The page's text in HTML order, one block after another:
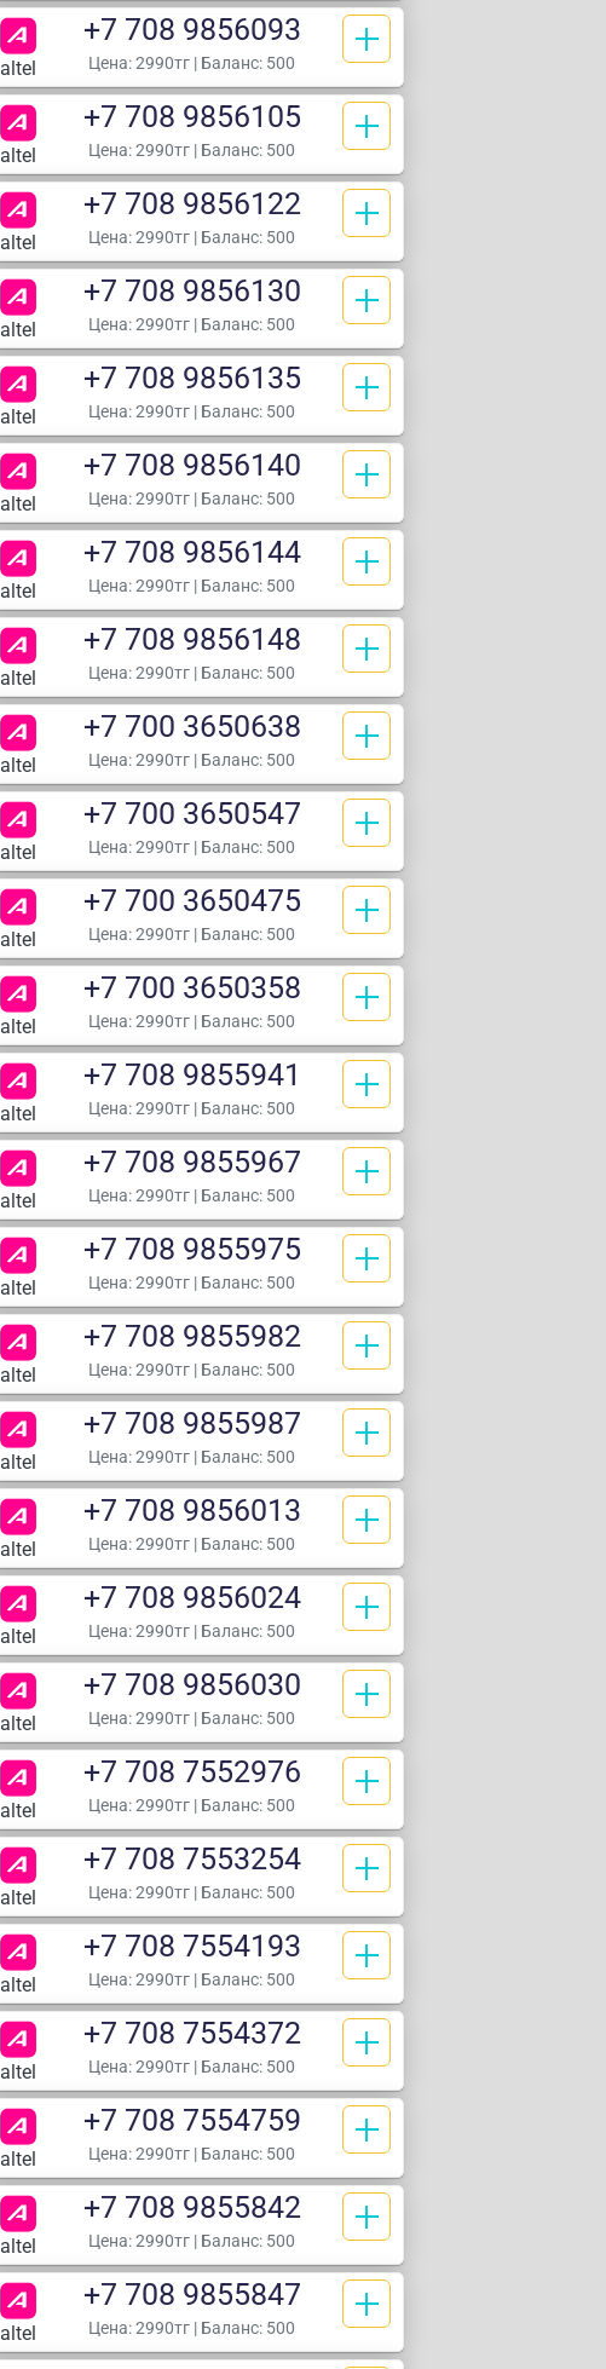
altel
+7 708 9856093
Цена:2990тг | Баланс: 500
altel
+7 708 9856105
Цена:2990тг | Баланс: 500
altel
+7 708 9856122
Цена:2990тг | Баланс: 500
altel
+7 708 9856130
Цена:2990тг | Баланс: 500
altel
+7 708 9856135
Цена:2990тг | Баланс: 500
altel
+7 708 9856140
Цена:2990тг | Баланс: 500
altel
+7 708 9856144
Цена:2990тг | Баланс: 500
altel
+7 708 9856148
Цена:2990тг | Баланс: 500
altel
+7 700 3650638
Цена:2990тг | Баланс: 500
altel
+7 700 3650547
Цена:2990тг | Баланс: 500
altel
+7 700 3650475
Цена:2990тг | Баланс: 500
altel
+7 700 3650358
Цена:2990тг | Баланс: 500
altel
+7 708 9855941
Цена:2990тг | Баланс: 500
altel
+7 708 9855967
Цена:2990тг | Баланс: 500
altel
+7 708 9855975
Цена:2990тг | Баланс: 500
altel
+7 708 9855982
Цена:2990тг | Баланс: 500
altel
+7 708 9855987
Цена:2990тг | Баланс: 500
altel
+7 708 9856013
Цена:2990тг | Баланс: 500
altel
+7 708 9856024
Цена:2990тг | Баланс: 500
altel
+7 708 9856030
Цена:2990тг | Баланс: 500
altel
+7 708 7552976
Цена:2990тг | Баланс: 500
altel
+7 708 7553254
Цена:2990тг | Баланс: 500
altel
+7 708 7554193
Цена:2990тг | Баланс: 500
altel
+7 708 7554372
Цена:2990тг | Баланс: 500
altel
+7 708 7554759
Цена:2990тг | Баланс: 500
altel
+7 708 9855842
Цена:2990тг | Баланс: 500
altel
+7 708 9855847
Цена:2990тг | Баланс: 500